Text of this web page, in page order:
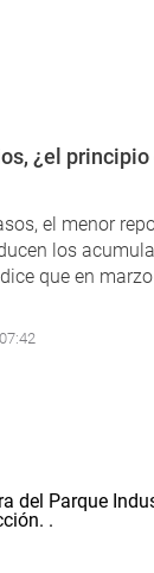
¿el
el menor
los
que en